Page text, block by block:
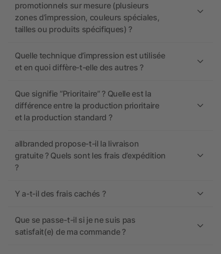
promotionnels sur mesure (plusieurs
zones d’impression, couleurs spéciales,
tailles ou produits spécifiques) ?
Quelle technique d’impression est utilisée
et en quoi diffère-t-elle des autres ?
Que signifie “Prioritaire” ? Quelle est la
différence entre la production prioritaire
et la production standard ?
allbranded propose-t-il la livraison
gratuite ? Quels sont les frais d’expédition
?
Y a-t-il des frais cachés ?
Que se passe-t-il si je ne suis pas
satisfait(e) de ma commande ?